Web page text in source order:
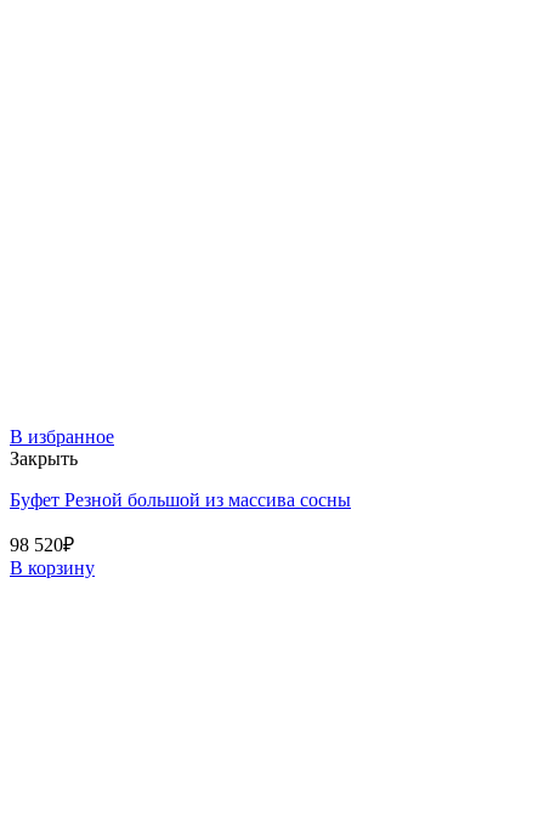
В избранное
Закрыть
Буфет Резной большой из массива сосны
98 520₽
В корзину